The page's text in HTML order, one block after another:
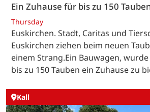
Ein Zuhause für bis zu 150
Thursday
Euskirchen. Stadt, Caritas und
Euskirchen ziehen beim neuen
einem Strang.Ein Bauwagen,
bis zu 150 Tauben ein Zuhause zu
Kall